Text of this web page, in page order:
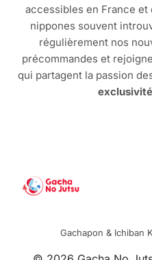
accessibles en France
nippones souvent
régulièrement nos
précommandes et
qui partagent la passion
Gachapon & Ichiban